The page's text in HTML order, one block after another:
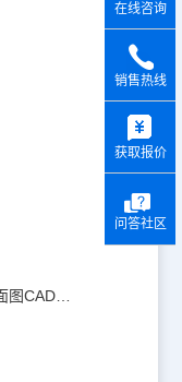
道路设计CAD图纸之道路标准横断面图CAD图纸
在线咨询
销售热线
获取报价
问答社区